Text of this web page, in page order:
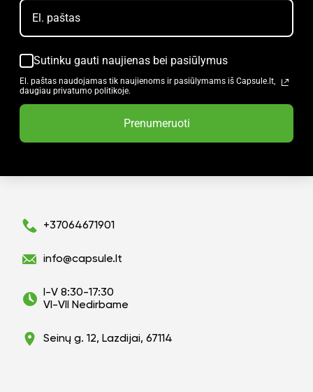
Sutinku gauti naujienas bei pasiūlymus
El. paštas naudojamas tik naujienoms ir pasiūlymams iš Capsule.lt,
daugiau privatumo politikoje.
Prenumeruoti
+37064671901
info@capsule.lt
I-V 8:30-17:30
VI-VII Nedirbame
Seinų g. 12, Lazdijai, 67114